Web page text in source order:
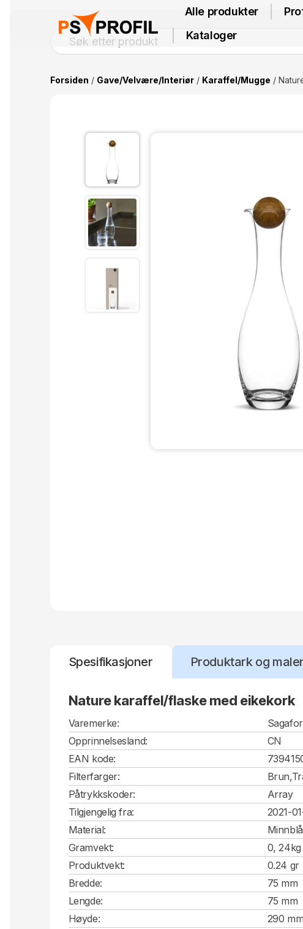
Alle produkter
Kataloger
Forsiden / Gave/Velvære/Interiør/ Karaffel/Mugge /
Spesifikasjoner Produktark og maler
Nature karaffel/flaske med eikekork
Varemerke:
Opprinnelsesland:
CN
EAN kode:
Filterfarger:
Påtrykkskoder:
Array
Tilgjengelig fra:
2021-
Material:
Gramvekt:
0, 24kg
Produktvekt:
0.24 gr
Bredde:
75 mm
Lengde:
75 mm
Høyde:
290 mm